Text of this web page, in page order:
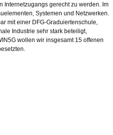
Internetzugangs gerecht zu werden. Im
Systemen und Netzwerken.
mit einer DFG-Graduiertenschule,
Industrie sehr stark beteiligt,
wollen wir insgesamt 15 offenen